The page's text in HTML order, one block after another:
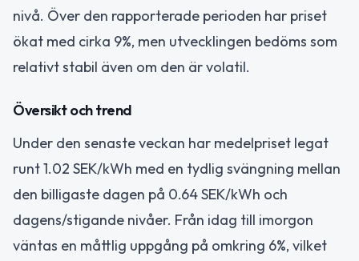
nivå. Över den rapporterade perioden har priset
ökat med cirka 9%, men utvecklingen bedöms som
relativt stabil även om den är volatil.
Översikt och trend
Under den senaste veckan har medelpriset legat
runt 1.02 SEK/kWh med en tydlig svängning mellan
den billigaste dagen på 0.64 SEK/kWh och
dagens/stigande nivåer. Från idag till imorgon
väntas en måttlig uppgång på omkring 6%, vilket